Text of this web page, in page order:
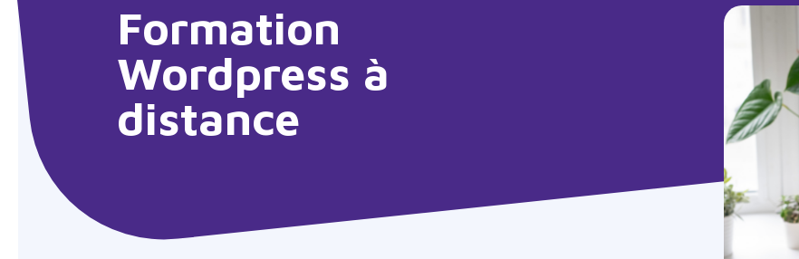
Formation
Wordpress à
distance